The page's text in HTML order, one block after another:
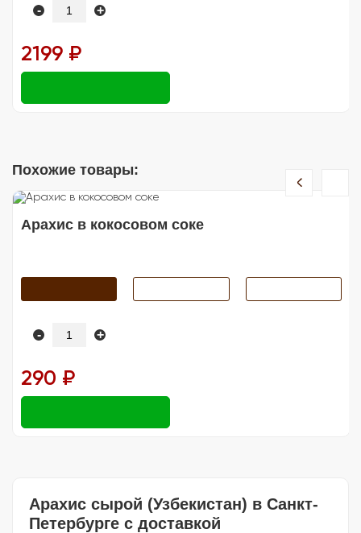
- +
2199 ₽
Похожие товары:
Арахис в кокосовом соке
- +
290 ₽
Арахис сырой (Узбекистан) в Санкт-
Петербурге с доставкой